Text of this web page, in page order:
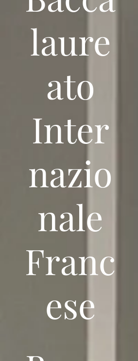
laure
ato
Inter
nazio
nale
Franc
ese